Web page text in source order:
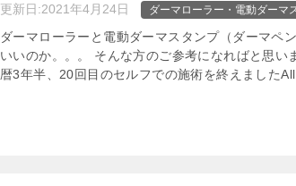
更新日:2021年4月24日 ダーマローラー・電動ダーマ
ダーマローラーと電動ダーマスタンプ（ダーマペ
いいのか。。。 そんな方のご参考になればと思
暦3年半、20回目のセルフでの施術を終えました